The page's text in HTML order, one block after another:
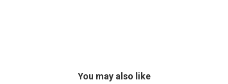
You may also like